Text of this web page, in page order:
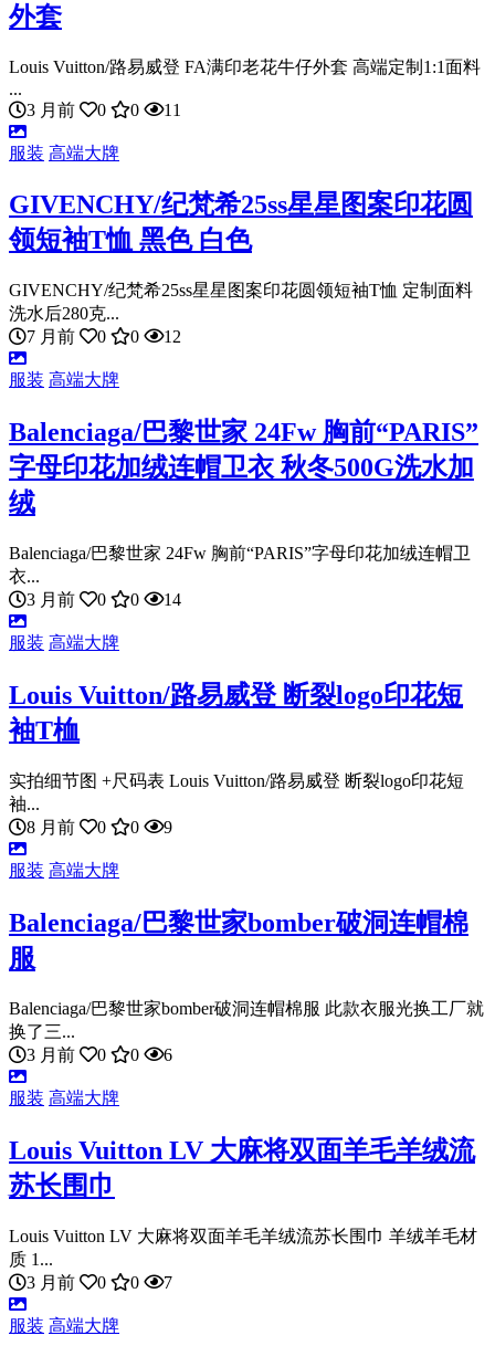
外套
Louis Vuitton/路易威登 FA满印老花牛仔外套 高端定制1:1面料
...
3 月前
0 0 11
服装 高端大牌
GIVENCHY/纪梵希25ss星星图案印花圆
领短袖T恤 黑色 白色
GIVENCHY/纪梵希25ss星星图案印花圆领短袖T恤 定制面料
洗水后280克...
7 月前
0 0 12
服装 高端大牌
Balenciaga/巴黎世家 24Fw 胸前“PARIS”
字母印花加绒连帽卫衣 秋冬500G洗水加
绒
Balenciaga/巴黎世家 24Fw 胸前“PARIS”字母印花加绒连帽卫
衣...
3 月前
0 0 14
服装 高端大牌
Louis Vuitton/路易威登 断裂logo印花短
袖T桖
实拍细节图 +尺码表 Louis Vuitton/路易威登 断裂logo印花短
袖...
8 月前
0 0 9
服装 高端大牌
Balenciaga/巴黎世家bomber破洞连帽棉
服
Balenciaga/巴黎世家bomber破洞连帽棉服 此款衣服光换工厂就
换了三...
3 月前
0 0 6
服装 高端大牌
Louis Vuitton LV 大麻将双面羊毛羊绒流
苏长围巾
Louis Vuitton LV 大麻将双面羊毛羊绒流苏长围巾 羊绒羊毛材
质 1...
3 月前
0 0 7
服装 高端大牌